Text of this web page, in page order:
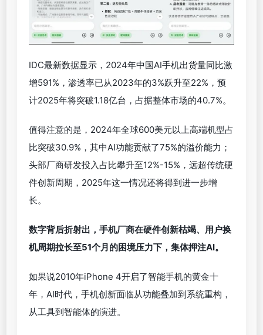
IDC最新数据显示，2024年中国AI手机出货量同比激
增591%，渗透率已从2023年的3%跃升至22%，预
计2025年将突破1.18亿台，占据整体市场的40.7%。
值得注意的是，2024年全球600美元以上高端机型占
比突破30.9%，其中AI功能贡献了75%的溢价能力；
头部厂商研发投入占比攀升至12%-15%，远超传统硬
件创新周期，2025年这一情况还将得到进一步增
长。
数字背后折射出，手机厂商在硬件创新枯竭、用户换
机周期拉长至51个月的困境压力下，集体押注AI。
如果说2010年iPhone 4开启了智能手机的黄金十
年，AI时代，手机创新面临从功能叠加到系统重构，
从工具到智能体的演进。